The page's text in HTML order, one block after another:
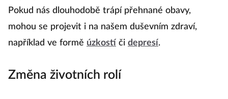
Pokud nás dlouhodobě trápí přehnané obavy,
mohou se projevit i na našem duševním zdraví,
například ve formě úzkostí či depresí.
Změna životních rolí